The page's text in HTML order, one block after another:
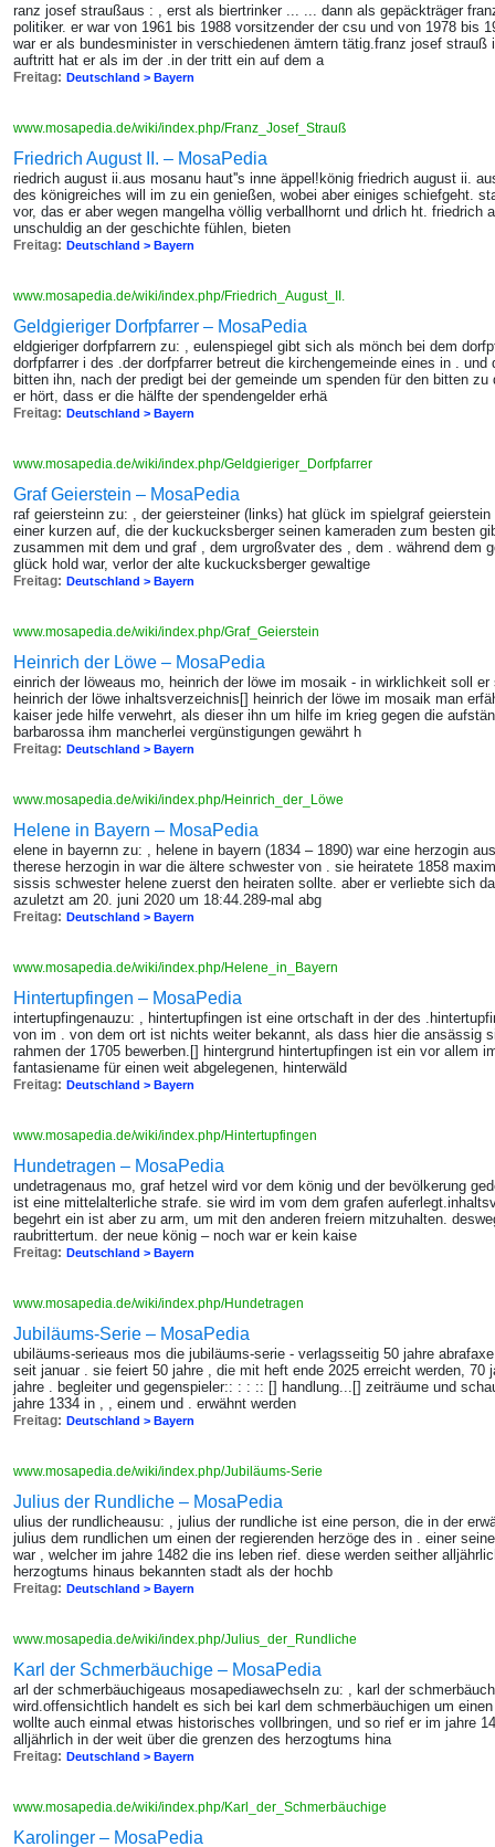
ranz josef straußaus : , erst als biertrinker ... ... dann als gepäckträger
politiker. er war von 1961 bis 1988 vorsitzender der csu und von 1978 bis
war er als bundesminister in verschiedenen ämtern tätig.franz josef
auftritt hat er als im der .in der tritt ein auf dem a
Freitag: Deutschland > Bayern
www.mosapedia.de/wiki/index.php/Franz_Josef_Strauß
Friedrich August II. – MosaPedia
riedrich august ii.aus mosanu haut''s inne äppel!könig friedrich august ii.
des königreiches will im zu ein genießen, wobei aber einiges schiefgeht.
vor, das er aber wegen mangelha völlig verballhornt und drlich ht. friedrich
unschuldig an der geschichte fühlen, bieten
Freitag: Deutschland > Bayern
www.mosapedia.de/wiki/index.php/Friedrich_August_II.
Geldgieriger Dorfpfarrer – MosaPedia
eldgieriger dorfpfarrern zu: , eulenspiegel gibt sich als mönch bei dem
dorfpfarrer i des .der dorfpfarrer betreut die kirchengemeinde eines in .
bitten ihn, nach der predigt bei der gemeinde um spenden für den bitten
er hört, dass er die hälfte der spendengelder erhä
Freitag: Deutschland > Bayern
www.mosapedia.de/wiki/index.php/Geldgieriger_Dorfpfarrer
Graf Geierstein – MosaPedia
raf geiersteinn zu: , der geiersteiner (links) hat glück im spielgraf
einer kurzen auf, die der kuckucksberger seinen kameraden zum besten
zusammen mit dem und graf , dem urgroßvater des , dem . während dem
glück hold war, verlor der alte kuckucksberger gewaltige
Freitag: Deutschland > Bayern
www.mosapedia.de/wiki/index.php/Graf_Geierstein
Heinrich der Löwe – MosaPedia
einrich der löweaus mo, heinrich der löwe im mosaik - in wirklichkeit soll
heinrich der löwe inhaltsverzeichnis[] heinrich der löwe im mosaik man
kaiser jede hilfe verwehrt, als dieser ihn um hilfe im krieg gegen die
barbarossa ihm mancherlei vergünstigungen gewährt h
Freitag: Deutschland > Bayern
www.mosapedia.de/wiki/index.php/Heinrich_der_Löwe
Helene in Bayern – MosaPedia
elene in bayernn zu: , helene in bayern (1834 – 1890) war eine herzogin
therese herzogin in war die ältere schwester von . sie heiratete 1858
sissis schwester helene zuerst den heiraten sollte. aber er verliebte sich
azuletzt am 20. juni 2020 um 18:44.289-mal abg
Freitag: Deutschland > Bayern
www.mosapedia.de/wiki/index.php/Helene_in_Bayern
Hintertupfingen – MosaPedia
intertupfingenauzu: , hintertupfingen ist eine ortschaft in der des
von im . von dem ort ist nichts weiter bekannt, als dass hier die ansässig
rahmen der 1705 bewerben.[] hintergrund hintertupfingen ist ein vor allem
fantasiename für einen weit abgelegenen, hinterwäld
Freitag: Deutschland > Bayern
www.mosapedia.de/wiki/index.php/Hintertupfingen
Hundetragen – MosaPedia
undetragenaus mo, graf hetzel wird vor dem könig und der bevölkerung
ist eine mittelalterliche strafe. sie wird im vom dem grafen
begehrt ein ist aber zu arm, um mit den anderen freiern mitzuhalten.
raubrittertum. der neue könig – noch war er kein kaise
Freitag: Deutschland > Bayern
www.mosapedia.de/wiki/index.php/Hundetragen
Jubiläums-Serie – MosaPedia
ubiläums-serieaus mos die jubiläums-serie - verlagsseitig 50 jahre
seit januar . sie feiert 50 jahre , die mit heft ende 2025 erreicht werden, 70
jahre . begleiter und gegenspieler:: : : :: [] handlung...[] zeiträume und
jahre 1334 in , , einem und . erwähnt werden
Freitag: Deutschland > Bayern
www.mosapedia.de/wiki/index.php/Jubiläums-Serie
Julius der Rundliche – MosaPedia
ulius der rundlicheausu: , julius der rundliche ist eine person, die in der
julius dem rundlichen um einen der regierenden herzöge des in . einer
war , welcher im jahre 1482 die ins leben rief. diese werden seither
herzogtums hinaus bekannten stadt als der hochb
Freitag: Deutschland > Bayern
www.mosapedia.de/wiki/index.php/Julius_der_Rundliche
Karl der Schmerbäuchige – MosaPedia
arl der schmerbäuchigeaus mosapediawechseln zu: , karl der
wird.offensichtlich handelt es sich bei karl dem schmerbäuchigen um
wollte auch einmal etwas historisches vollbringen, und so rief er im jahre
alljährlich in der weit über die grenzen des herzogtums hina
Freitag: Deutschland > Bayern
www.mosapedia.de/wiki/index.php/Karl_der_Schmerbäuchige
Karolinger – MosaPedia